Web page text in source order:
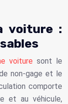
voiture :
voiture sont le
non-gage et le
comporte
et au véhicule,